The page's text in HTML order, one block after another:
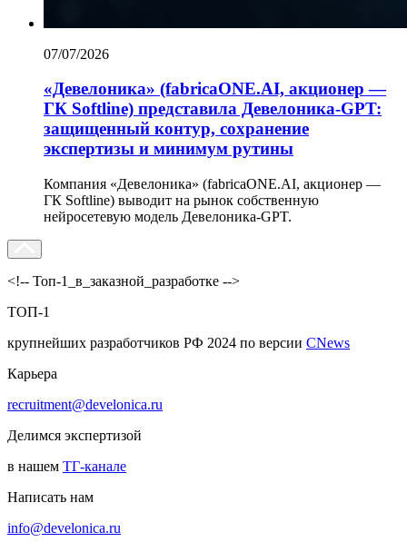
07/07/2026
«Девелоника» (fabricaONE.AI, акционер —
ГК Softline) представила Девелоника-GPT:
защищенный контур, сохранение
экспертизы и минимум рутины
Компания «Девелоника» (fabricaONE.AI, акционер —
ГК Softline) выводит на рынок собственную
нейросетевую модель Девелоника-GPT.
<!-- Топ-1_в_заказной_разработке -->
ТОП-1
крупнейших разработчиков РФ 2024 по версии CNews
Карьера
recruitment@develonica.ru
Делимся экспертизой
в нашем ТГ-канале
Написать нам
info@develonica.ru